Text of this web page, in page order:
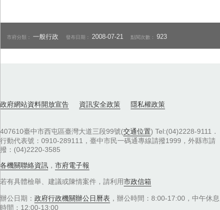
市府分類：一般行政 發布日期： 2008-07-21 點閱次數：923
政府網站資料開放宣告 資訊安全政策 隱私權政策
407610臺中市西屯區臺灣大道三段99號(交通位置) Tel:(04)2228-9111．
行動代表號：0910-289111，臺中市民一碼通專線請撥1999，外縣市請
撥：(04)2220-3585
各機關聯絡資訊 ， 市府電子報
若有具體檢舉、建議或陳情案件，請利用市政信箱
辦公日期： 政府行政機關辦公日曆表 ，辦公時間：8:00-17:00，中午休息
時間：12:00-13:00